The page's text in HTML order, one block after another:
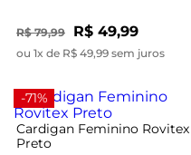
R$ 79,99 R$ 49,99
ou 1x de R$ 49,99 sem juros
-71%
Cardigan Feminino Rovitex
Preto